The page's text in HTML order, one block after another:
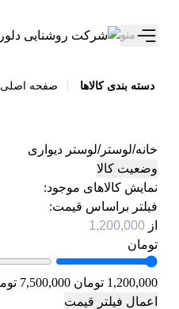
منو
دسته بندی کالاها
صفحه اصلی
خانه/لوستر/لوستر دیواری
وضعیت کالا
نمایش کالاهای موجود:
فیلتر براساس قیمت:
از
تومان
1,200,000 تومان
7,500,000 تومان
اعمال فیلتر قیمت